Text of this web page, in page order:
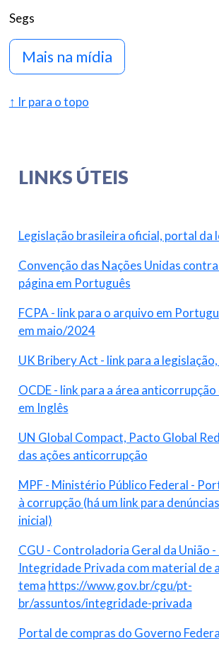
Segs
Mais na mídia
↑ Ir para o topo
LINKS ÚTEIS
Legislação brasileira oficial, portal da
Convenção das Nações Unidas
página em Português
FCPA - link para o arquivo em
em maio/2024
UK Bribery Act - link para a
OCDE - link para a área
em Inglês
UN Global Compact, Pacto Global
das ações anticorrupção
MPF - Ministério Público Federal -
à corrupção (há um link para
inicial)
CGU - Controladoria Geral da União
Integridade Privada com material de
tema https://www.gov.br/cgu/pt-
br/assuntos/integridade-privada
Portal de compras do Governo